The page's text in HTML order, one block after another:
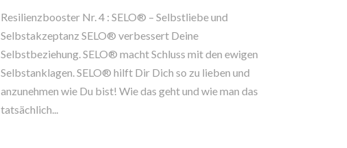
Resilienzbooster Nr. 4 : SELO® – Selbstliebe und
Selbstakzeptanz SELO® verbessert Deine
Selbstbeziehung. SELO® macht Schluss mit den ewigen
Selbstanklagen. SELO® hilft Dir Dich so zu lieben und
anzunehmen wie Du bist! Wie das geht und wie man das
tatsächlich...